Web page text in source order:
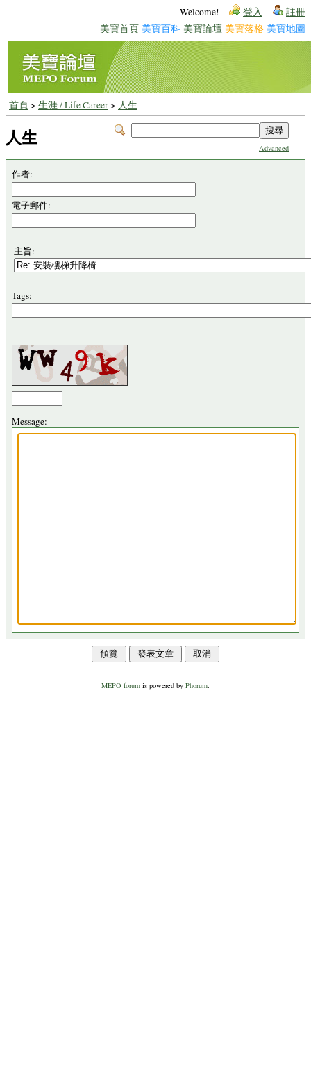
Welcome! 登入 註冊
美寶首頁 美寶百科 美寶論壇 美寶落格 美寶地圖
首頁> 生涯 / Life Career> 人生
Advanced
人生
作者:
電子郵件:
主旨:
Tags:
Message:
MEPO forum is powered by Phorum.